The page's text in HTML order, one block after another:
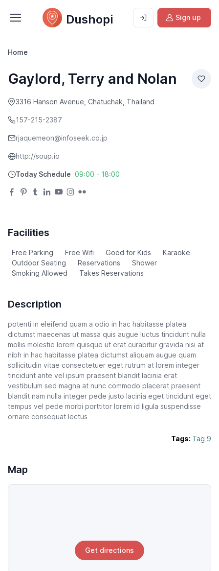
Dushopi Sign up
Home
Gaylord, Terry and Nolan
3316 Hanson Avenue, Chatuchak, Thailand
157-215-2387
rjaquemeon@infoseek.co.jp
http://soup.io
Today Schedule 09:00 - 18:00
Facilities
Free Parking Free Wifi Good for Kids
Karaoke
Outdoor Seating
Reservations
Shower
Smoking Allowed
Takes Reservations
Description
potenti in eleifend quam a odio in hac habitasse platea
dictumst maecenas ut massa quis augue luctus tincidunt nulla
mollis molestie lorem quisque ut erat curabitur gravida nisi at
nibh in hac habitasse platea dictumst aliquam augue quam
sollicitudin vitae consectetuer eget rutrum at lorem integer
tincidunt ante vel ipsum praesent blandit lacinia erat
vestibulum sed magna at nunc commodo placerat praesent
blandit nam nulla integer pede justo lacinia eget tincidunt eget
tempus vel pede morbi porttitor lorem id ligula suspendisse
ornare consequat lectus
Tags: Tag 9
Map
Get directions